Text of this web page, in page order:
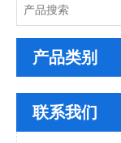
产品类别
联系我们